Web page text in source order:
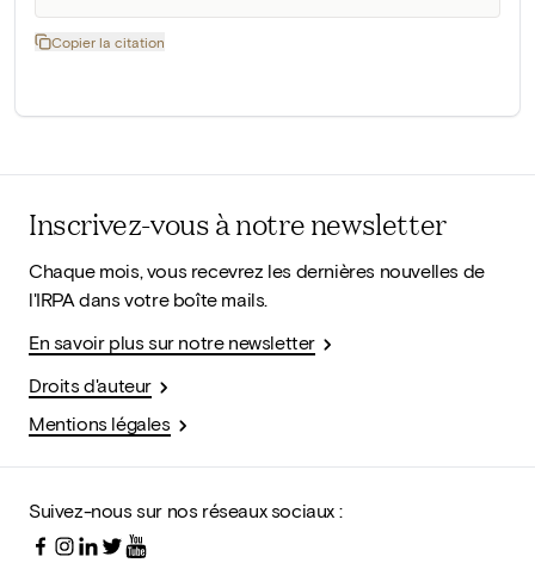
Copier la citation
Inscrivez-vous à notre newsletter
Chaque mois, vous recevrez les dernières nouvelles de
l'IRPA dans votre boîte mails.
En savoir plus sur notre newsletter
Droits d'auteur
Mentions légales
Suivez-nous sur nos réseaux sociaux :